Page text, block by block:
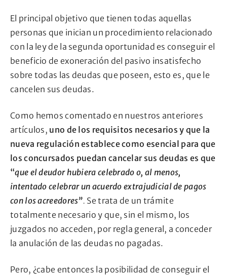
El principal objetivo que tienen todas aquellas
personas que inician un procedimiento relacionado
con la ley de la segunda oportunidad es conseguir el
beneficio de exoneración del pasivo insatisfecho
sobre todas las deudas que poseen, esto es, que le
cancelen sus deudas.
Como hemos comentado en nuestros anteriores
artículos, uno de los requisitos necesarios y que la
nueva regulación establece como esencial para que
los concursados puedan cancelar sus deudas es que
“que el deudor hubiera celebrado o, al menos,
intentado celebrar un acuerdo extrajudicial de pagos
con los acreedores”. Se trata de un trámite
totalmente necesario y que, sin el mismo, los
juzgados no acceden, por regla general, a conceder
la anulación de las deudas no pagadas.
Pero, ¿cabe entonces la posibilidad de conseguir el